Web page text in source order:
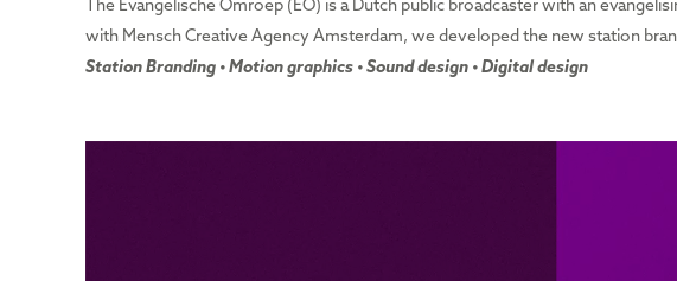
The Evangelische Omroep (EO) is a Dutch public broadcaster with an
with Mensch Creative Agency Amsterdam, we developed the new station
Station Branding • Motion graphics • Sound design • Digital design